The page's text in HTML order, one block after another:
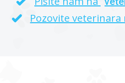
Pozovite veterinara